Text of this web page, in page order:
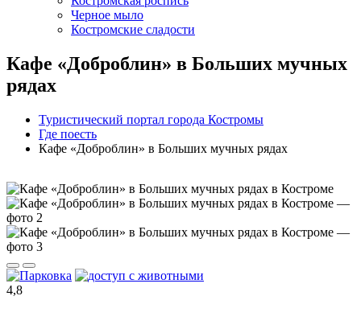
Черное мыло
Костромские сладости
Кафе «Доброблин» в Больших мучных
рядах
Туристический портал города Костромы
Где поесть
Кафе «Доброблин» в Больших мучных рядах
4,8